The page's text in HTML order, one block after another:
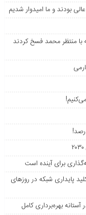
بودند و ما امیدوار شدیم
با منتظر محمد فسخ کردند
برای آینده است
پایداری شبکه در روزهای